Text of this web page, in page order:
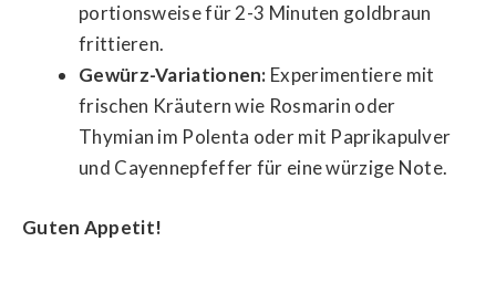
portionsweise für 2-3 Minuten goldbraun
frittieren.
Gewürz-Variationen: Experimentiere mit
frischen Kräutern wie Rosmarin oder
Thymian im Polenta oder mit Paprikapulver
und Cayennepfeffer für eine würzige Note.
Guten Appetit!